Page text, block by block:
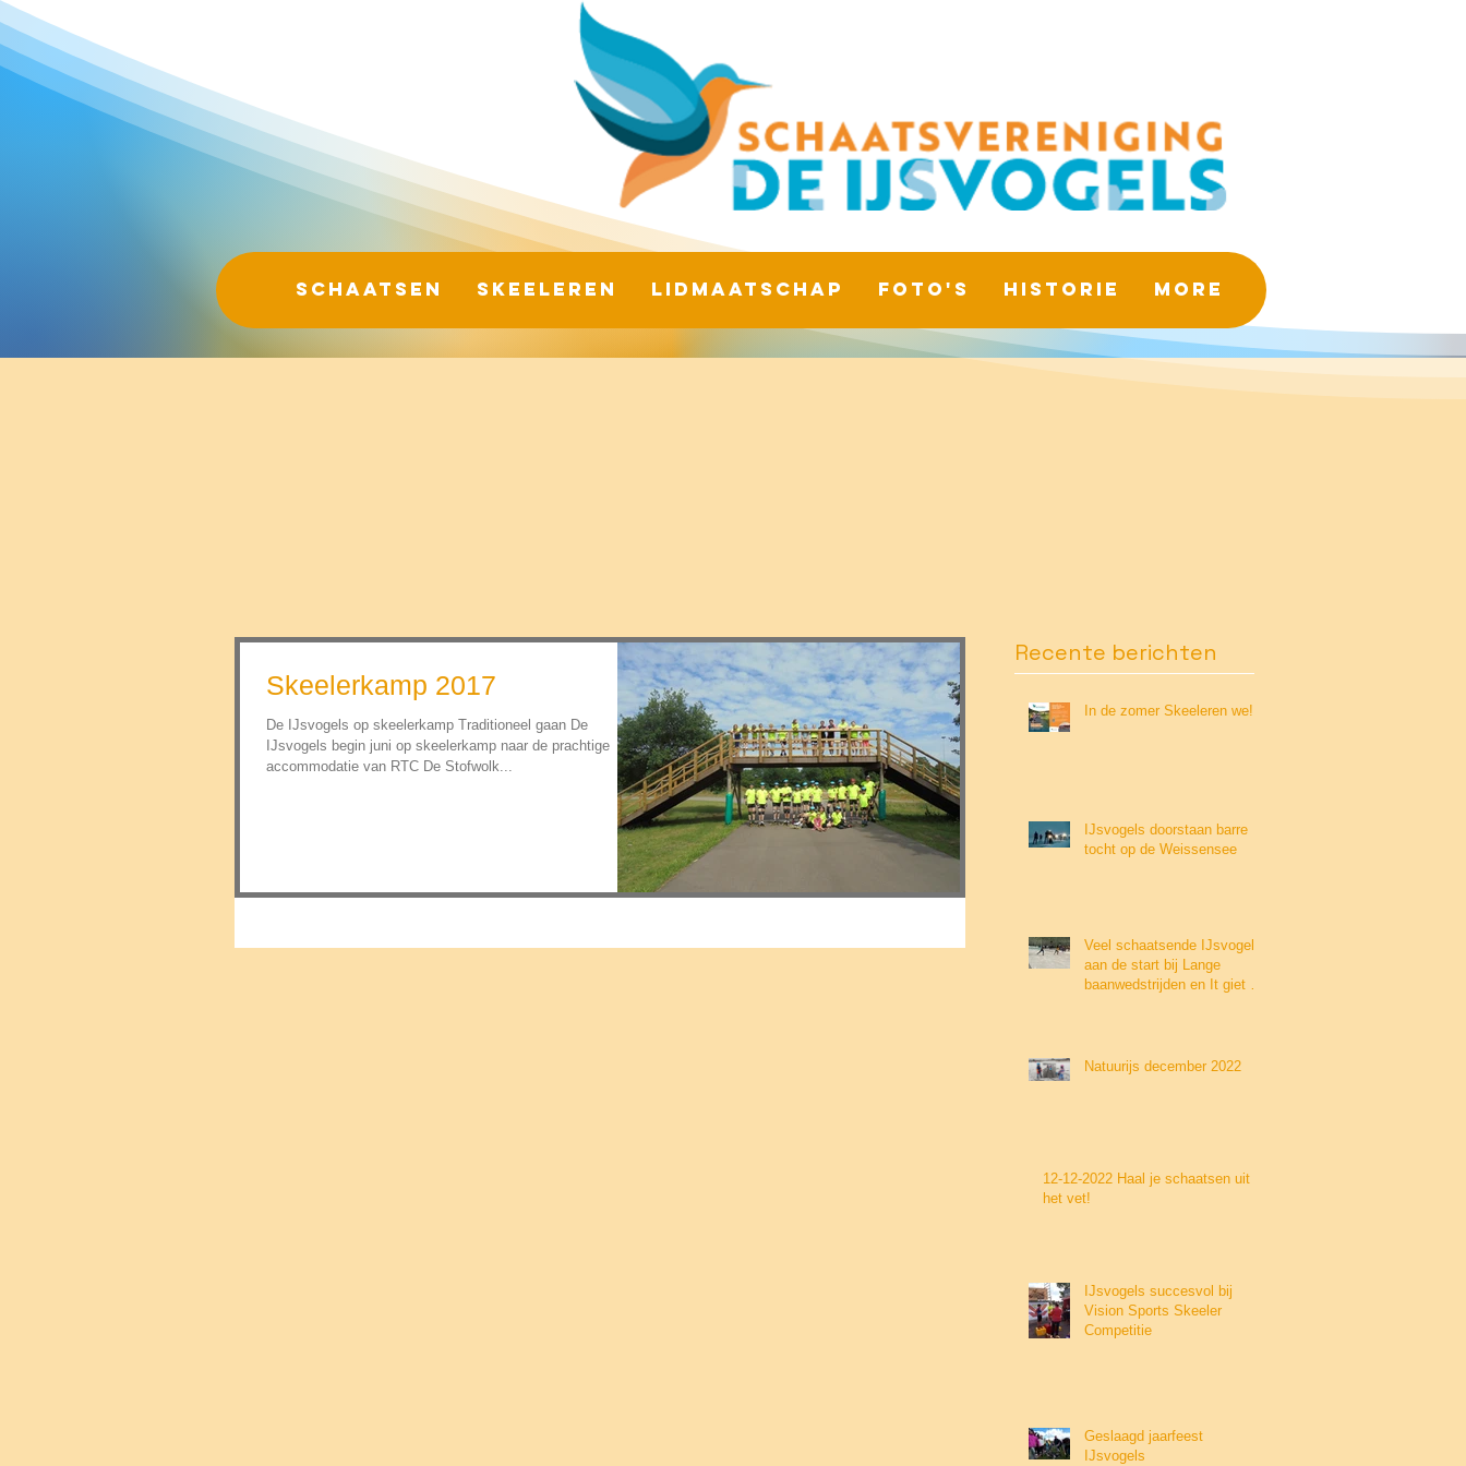
Schaatsen Skeeleren Lidmaatschap Foto's Historie More
Skeelerkamp 2017
De IJsvogels op skeelerkamp Traditioneel gaan De
IJsvogels begin juni op skeelerkamp naar de prachtige
accommodatie van RTC De Stofwolk...
Recente berichten
In de zomer Skeeleren we!
IJsvogels doorstaan barre
tocht op de Weissensee
Veel schaatsende IJsvogels
aan de start bij Lange
baanwedstrijden en It giet on
Natuurijs december 2022
12-12-2022 Haal je schaatsen uit
het vet!
IJsvogels succesvol bij
Vision Sports Skeeler
Competitie
Geslaagd jaarfeest
IJsvogels